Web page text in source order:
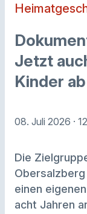
Jetzt
Kinder
08. Juli 2026 ·
Die
einen
acht Jahren